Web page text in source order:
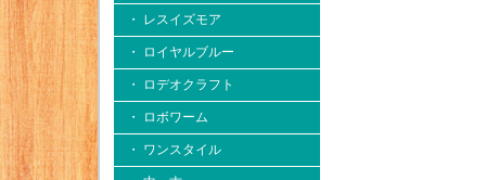
・ レスイズモア
・ ロイヤルブルー
・ ロデオクラフト
・ ロボワーム
・ ワンスタイル